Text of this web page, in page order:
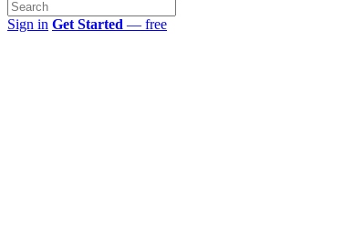
Sign in Get Started — free